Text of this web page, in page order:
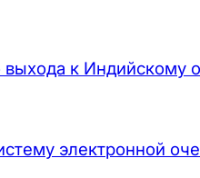
к Индийскому
электронной